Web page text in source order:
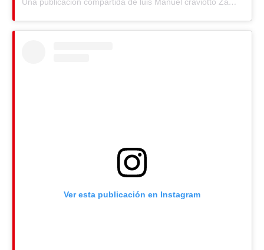
Ver esta publicación en Instagram